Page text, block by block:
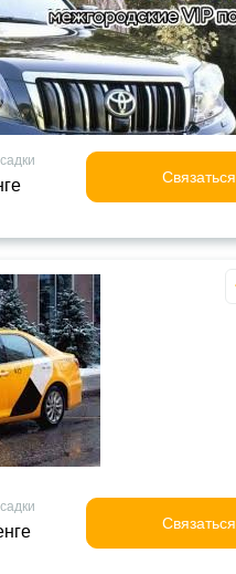
Связаться
Связаться